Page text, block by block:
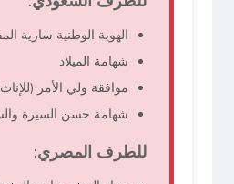
الهوية الوطنية سارية
شهامة الميلاد
موافقة ولي الأمر
شهامة حسن السيرة
للطرف المصري: